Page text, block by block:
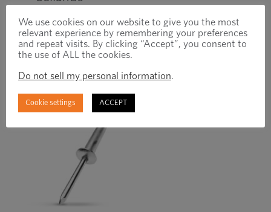
Cuadrado
Estructural
We use cookies on our website to give you the most
relevant experience by remembering your preferences
and repeat visits. By clicking “Accept”, you consent to
the use of ALL the cookies.
Do not sell my personal information.
Cookie settings ACCEPT